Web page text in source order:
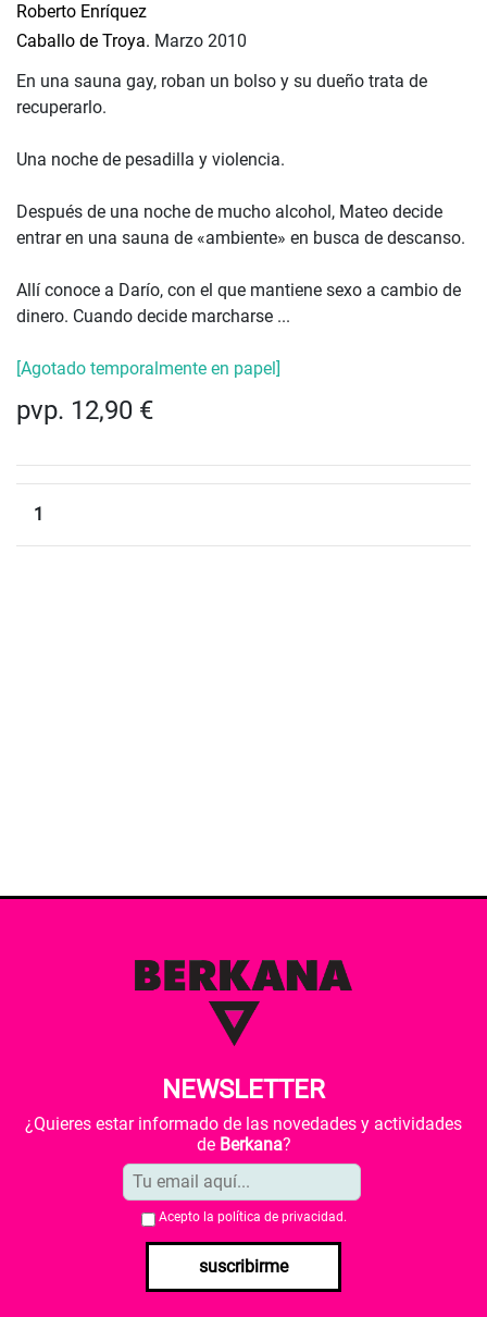
Roberto Enríquez
Caballo de Troya. Marzo 2010
En una sauna gay, roban un bolso y su dueño trata de
recuperarlo.
Una noche de pesadilla y violencia.
Después de una noche de mucho alcohol, Mateo decide
entrar en una sauna de «ambiente» en busca de descanso.
Allí conoce a Darío, con el que mantiene sexo a cambio de
dinero. Cuando decide marcharse ...
[Agotado temporalmente en papel]
pvp. 12,90 €
1
NEWSLETTER
¿Quieres estar informado de las novedades y actividades
de Berkana?
Acepto la política de privacidad .
suscribirme